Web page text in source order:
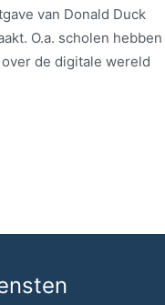
van Donald Duck
O.a. scholen hebben
de digitale wereld